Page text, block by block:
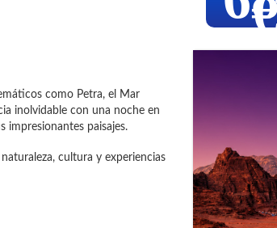
como Petra, el Mar
inolvidable con una noche en
impresionantes paisajes.
cultura y experiencias